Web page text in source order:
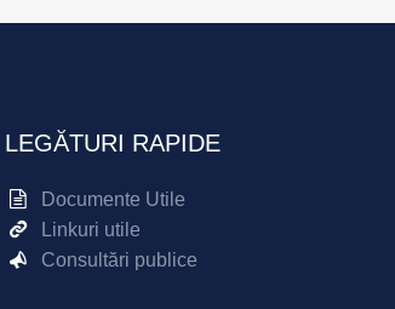
LEGĂTURI RAPIDE
Documente Utile
Linkuri utile
Consultări publice